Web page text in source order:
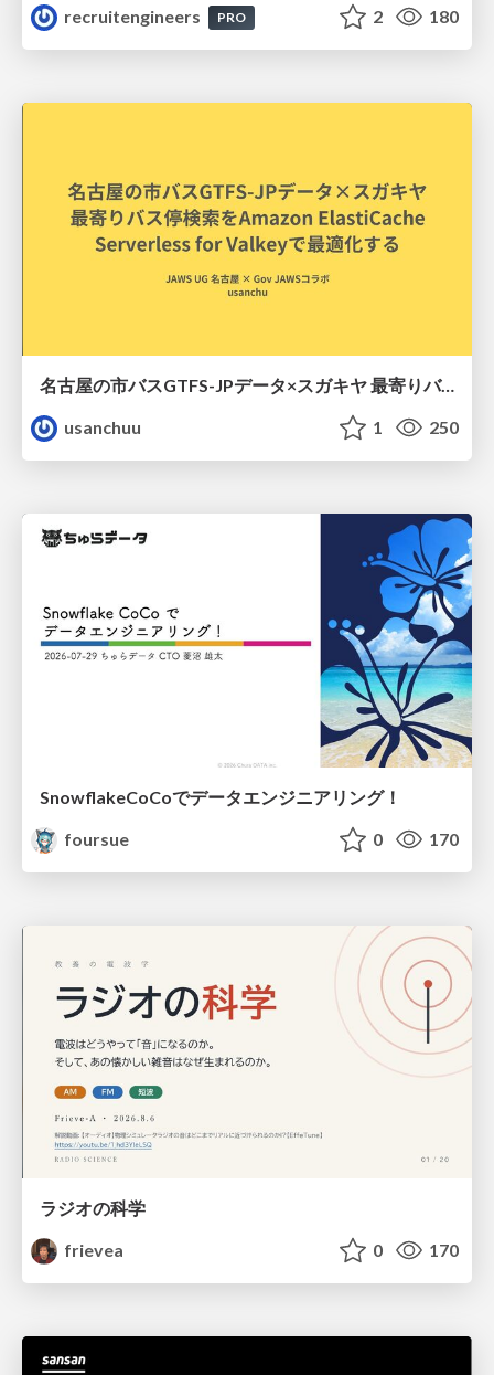
recruitengineers
PRO 2 180
名古屋の市バスGTFS-JPデータ×スガキヤ 最寄りバス停検索をAmazon ElastiCache Serverless for Valkeyで最適化する
usanchuu
1 250
SnowflakeCoCoでデータエンジニアリング！
foursue
0 170
ラジオの科学
frievea
0 170